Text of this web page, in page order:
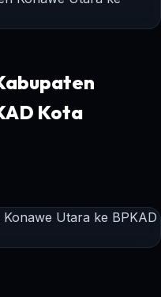
Kota
Utara ke BPKAD